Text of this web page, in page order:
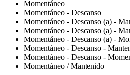
Momentáneo
Momentáneo - Descanso
Momentáneo - Descanso (a) -
Momentáneo - Descanso (a) -
Momentáneo - Descanso (a) -
Momentáneo - Descanso -
Momentáneo - Descanso -
Momentáneo / Mantenido